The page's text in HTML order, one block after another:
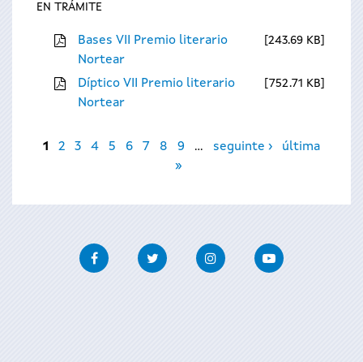
EN TRÁMITE
Bases VII Premio literario
Nortear
243.69 KB
Díptico VII Premio literario
Nortear
752.71 KB
Páxinas
1 2 3 4 5 6 7 8 9 … seguinte ›
última
»
FacebookTwitter InstagramYoutube